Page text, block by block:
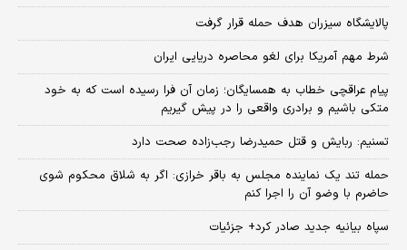
پالایشگاه سیزران هدف حمله قرار گرفت
شرط مهم آمریکا برای لغو محاصره دریایی ایران
پیام عراقچی خطاب به همسایگان؛ زمان آن فرا رسیده است که به خود
متکی باشیم و برادری واقعی را در پیش گیریم
تسنیم: ربایش و قتل حمیدرضا رجب‌زاده صحت دارد
حمله تند یک نماینده مجلس به باقر خرازی: اگر به شلاق محکوم شوی
حاضرم با وضو آن را اجرا کنم
سپاه بیانیه جدید صادر کرد+ جزئیات